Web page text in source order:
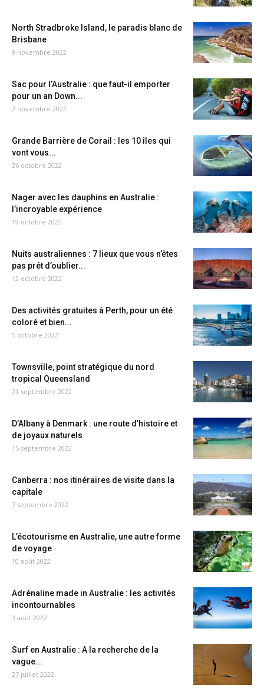
North Stradbroke Island, le paradis blanc de
Brisbane
9 novembre 2022
Sac pour l’Australie : que faut-il emporter
pour un an Down...
2 novembre 2022
Grande Barrière de Corail : les 10 îles qui
vont vous...
26 octobre 2022
Nager avec les dauphins en Australie :
l’incroyable expérience
19 octobre 2022
Nuits australiennes : 7 lieux que vous n’êtes
pas prêt d’oublier...
12 octobre 2022
Des activités gratuites à Perth, pour un été
coloré et bien...
5 octobre 2022
Townsville, point stratégique du nord
tropical Queensland
21 septembre 2022
D’Albany à Denmark : une route d’histoire et
de joyaux naturels
15 septembre 2022
Canberra : nos itinéraires de visite dans la
capitale
7 septembre 2022
L’écotourisme en Australie, une autre forme
de voyage
10 août 2022
Adrénaline made in Australie : les activités
incontournables
3 août 2022
Surf en Australie : A la recherche de la
vague...
27 juillet 2022